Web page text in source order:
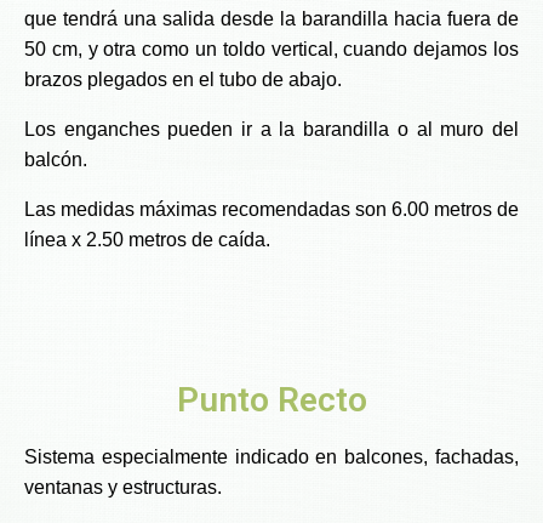
que tendrá una salida desde la barandilla hacia fuera de
50 cm, y otra como un toldo vertical, cuando dejamos los
brazos plegados en el tubo de abajo.
Los enganches pueden ir a la barandilla o al muro del
balcón.
Las medidas máximas recomendadas son 6.00 metros de
línea x 2.50 metros de caída.
Punto Recto
Sistema especialmente indicado en balcones, fachadas,
ventanas y estructuras.